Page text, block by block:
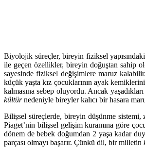
Biyolojik süreçler, bireyin fiziksel
ile geçen özellikler, bireyin doğuştan sahip
sayesinde fiziksel değişimlere maruz
küçük yaşta kız çocuklarının ayak
kalmasına sebep oluyordu. Ancak
kültürnedeniyle bireyler kalıcı bir hasara
Bilişsel süreçlerde, bireyin düşünme
Piaget’nin bilişsel gelişim kuramına göre
dönem de bebek doğumdan 2 yaşa kadar
parçası olmayı başarır. Çünkü dil, bir milletin